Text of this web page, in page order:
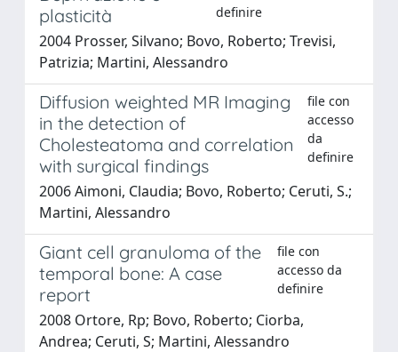
plasticità
definire
2004 Prosser, Silvano; Bovo, Roberto; Trevisi,
Patrizia; Martini, Alessandro
Diffusion weighted MR Imaging
in the detection of
Cholesteatoma and correlation
with surgical findings
file con
accesso
da
definire
2006 Aimoni, Claudia; Bovo, Roberto; Ceruti, S.;
Martini, Alessandro
Giant cell granuloma of the
temporal bone: A case
report
file con
accesso da
definire
2008 Ortore, Rp; Bovo, Roberto; Ciorba,
Andrea; Ceruti, S; Martini, Alessandro